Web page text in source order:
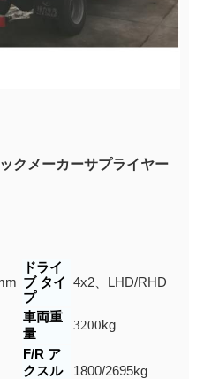
クメーカーサプライヤー
ドライ
ブ タイ
プ
4x2、LHD/RHD
車両重
量
3200kg
F/R ア
クスル
1800/2695kg